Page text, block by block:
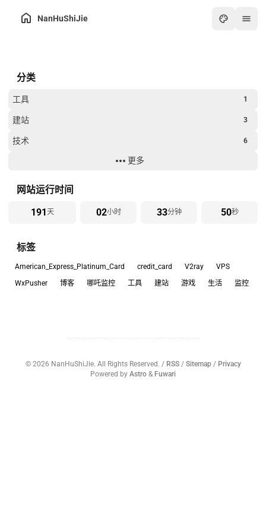
NanHuShiJie
分类
工具 1
建站 3
技术 6
过年
更多
网站运行时间
191天 02小时 33分钟 50秒
标签
American_Express_Platinum_Card credit_card V2ray
VPS
WxPusher
博客 哪吒监控 工具 建站 游戏 生活 监控
© 2026 NanHuShiJie. All Rights Reserved. / RSS/ Sitemap/ Privacy
Powered by Astro & Fuwari